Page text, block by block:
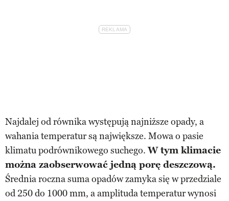
Najdalej od równika występują najniższe opady, a
wahania temperatur są największe. Mowa o pasie
klimatu podrównikowego suchego.W tym klimacie
można zaobserwować jedną porę deszczową.
Średnia roczna suma opadów zamyka się w przedziale
od 250 do 1000 mm, a amplituda temperatur wynosi